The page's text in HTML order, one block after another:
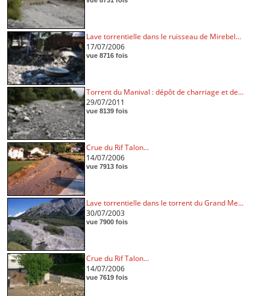
Lave torrentielle dans le ruisseau de Mirebel...
17/07/2006
vue 8716 fois
Torrent du Manival : dépôt de charriage et de...
29/07/2011
vue 8139 fois
Crue du Rif Talon...
14/07/2006
vue 7913 fois
Lave torrentielle dans le torrent du Grand Me...
30/07/2003
vue 7900 fois
Crue du Rif Talon...
14/07/2006
vue 7619 fois